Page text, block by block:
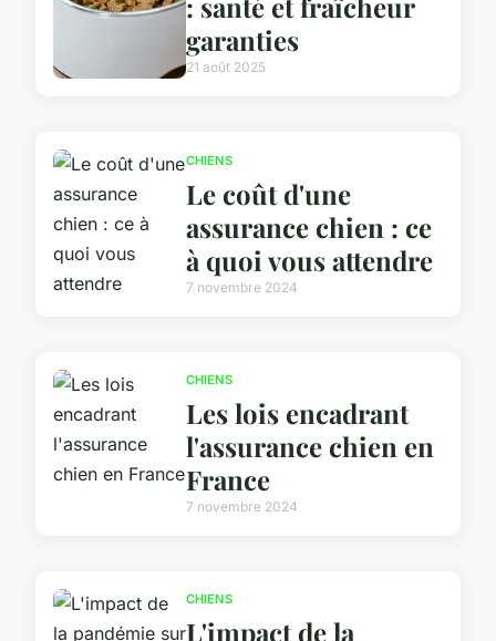
garanties
21 août 2025
CHIENS
Le coût d'une
assurance chien : ce
à quoi vous attendre
7 novembre 2024
CHIENS
Les lois encadrant
l'assurance chien en
France
7 novembre 2024
CHIENS
L'impact de la